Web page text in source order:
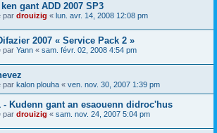
gant ADD 2007 SP3
par drouizig « lun. avr. 14, 2008 12:08 pm
2007 « Service Pack 2 »
par Yann « sam. févr. 02, 2008 4:54 pm
par kalon plouha « ven. nov. 30, 2007 1:39 pm
- Kudenn gant an esaouenn didroc'hus
par drouizig « sam. nov. 24, 2007 5:04 pm